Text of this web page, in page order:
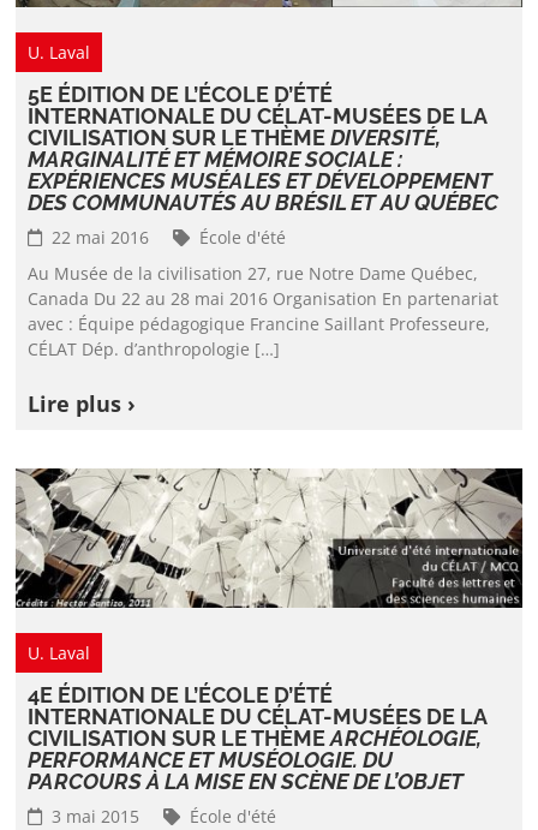
U. Laval
5E ÉDITION DE L’ÉCOLE D’ÉTÉ
INTERNATIONALE DU CÉLAT-MUSÉES DE LA
CIVILISATION SUR LE THÈMEDIVERSITÉ,
MARGINALITÉ ET MÉMOIRE SOCIALE :
EXPÉRIENCES MUSÉALES ET DÉVELOPPEMENT
DES COMMUNAUTÉS AU BRÉSIL ET AU QUÉBEC
22 mai 2016
École d'été
Au Musée de la civilisation 27, rue Notre Dame Québec,
Canada Du 22 au 28 mai 2016 Organisation En partenariat
avec : Équipe pédagogique Francine Saillant Professeure,
CÉLAT Dép. d’anthropologie […]
Lire plus ›
U. Laval
4E ÉDITION DE L’ÉCOLE D’ÉTÉ
INTERNATIONALE DU CÉLAT-MUSÉES DE LA
CIVILISATION SUR LE THÈMEARCHÉOLOGIE,
PERFORMANCE ET MUSÉOLOGIE. DU
PARCOURS À LA MISE EN SCÈNE DE L’OBJET
3 mai 2015
École d'été